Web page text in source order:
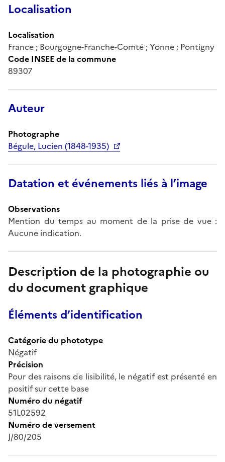
Localisation
Localisation
France ; Bourgogne-Franche-Comté ; Yonne ; Pontigny
Code INSEE de la commune
89307
Auteur
Photographe
Bégule, Lucien (1848-1935)
Datation et événements liés à l’image
Observations
Mention du temps au moment de la prise de vue :
Aucune indication.
Description de la photographie ou
du document graphique
Éléments d’identification
Catégorie du phototype
Négatif
Précision
Pour des raisons de lisibilité, le négatif est présenté en
positif sur cette base
Numéro du négatif
51L02592
Numéro de versement
J/80/205